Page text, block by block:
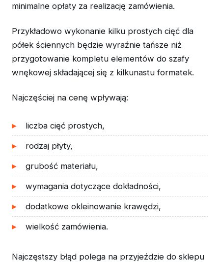
minimalne opłaty za realizację zamówienia.
Przykładowo wykonanie kilku prostych cięć dla
półek ściennych będzie wyraźnie tańsze niż
przygotowanie kompletu elementów do szafy
wnękowej składającej się z kilkunastu formatek.
Najczęściej na cenę wpływają:
liczba cięć prostych,
rodzaj płyty,
grubość materiału,
wymagania dotyczące dokładności,
dodatkowe okleinowanie krawędzi,
wielkość zamówienia.
Najczęstszy błąd polega na przyjeździe do sklepu